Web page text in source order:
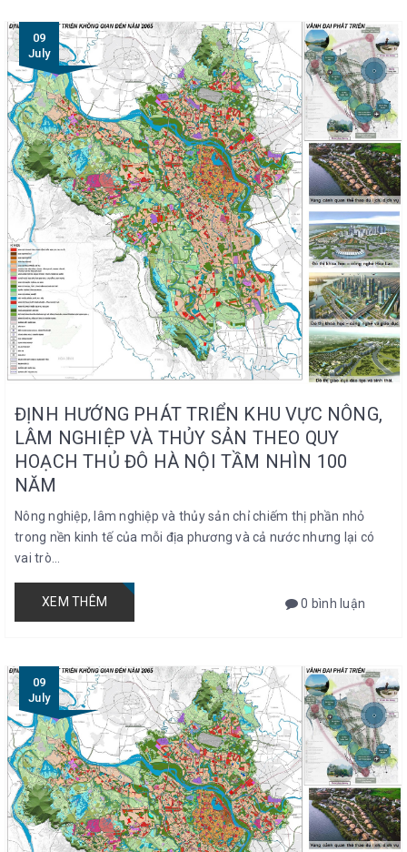
09
July
ĐỊNH HƯỚNG PHÁT TRIỂN KHU VỰC NÔNG,
LÂM NGHIỆP VÀ THỦY SẢN THEO QUY
HOẠCH THỦ ĐÔ HÀ NỘI TẦM NHÌN 100
NĂM
Nông nghiệp, lâm nghiệp và thủy sản chỉ chiếm thị phần nhỏ
trong nền kinh tế của mỗi địa phương và cả nước nhưng lại có
vai trò...
XEM THÊM 0 bình luận
09
July